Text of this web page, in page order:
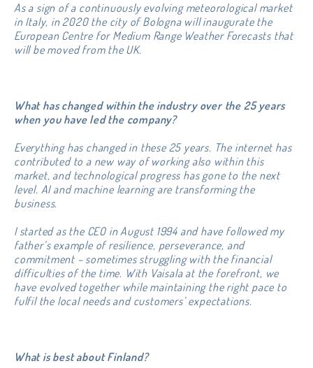
As a sign of a continuously evolving meteorological market
in Italy, in 2020 the city of Bologna will inaugurate the
European Centre for Medium Range Weather Forecasts that
will be moved from the UK.
What has changed within the industry over the 25 years
when you have led the company?
Everything has changed in these 25 years. The internet has
contributed to a new way of working also within this
market, and technological progress has gone to the next
level. AI and machine learning are transforming the
business.
I started as the CEO in August 1994 and have followed my
father’s example of resilience, perseverance, and
commitment – sometimes struggling with the financial
difficulties of the time. With Vaisala at the forefront, we
have evolved together while maintaining the right pace to
fulfil the local needs and customers’ expectations.
What is best about Finland?